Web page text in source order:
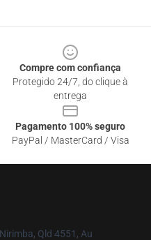
Compre com confiança
Protegido 24/7, do clique à
entrega
Pagamento 100% seguro
PayPal / MasterCard / Visa
Qld 4551, Au